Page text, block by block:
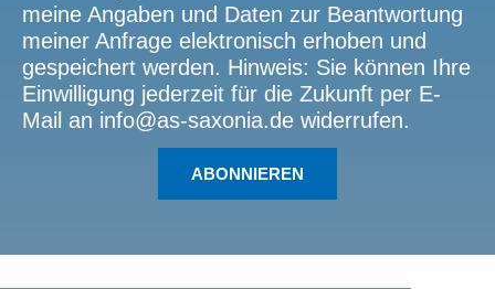
meine Angaben und Daten zur Beantwortung
meiner Anfrage elektronisch erhoben und
gespeichert werden. Hinweis: Sie können Ihre
Einwilligung jederzeit für die Zukunft per E-
Mail an info@as-saxonia.de widerrufen.
ABONNIEREN